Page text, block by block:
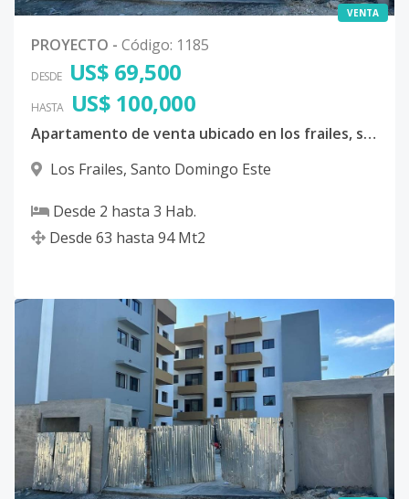
VENTA
PROYECTO - Código: 1185
DESDE US$ 69,500
HASTA US$ 100,000
Apartamento de venta ubicado en los frailes, santo domingo este
Los Frailes, Santo Domingo Este
Desde 2 hasta 3 Hab.
Desde 63 hasta 94 Mt2